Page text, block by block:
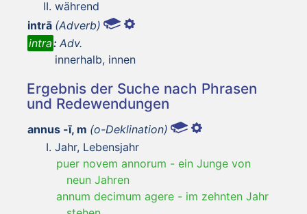
während
intrā (Adverb)
intra: Adv.
innerhalb, innen
Ergebnis der Suche nach Phrasen
und Redewendungen
annus -ī, m (o-Deklination)
Jahr, Lebensjahr
puer novem annorum - ein Junge von
neun Jahren
annum decimum agere - im zehnten Jahr